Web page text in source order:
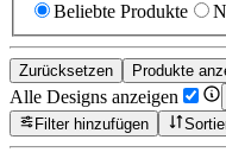
Beliebte Produkte
Zurücksetzen Produkte
Alle Designs anzeigen
Filter hinzufügen